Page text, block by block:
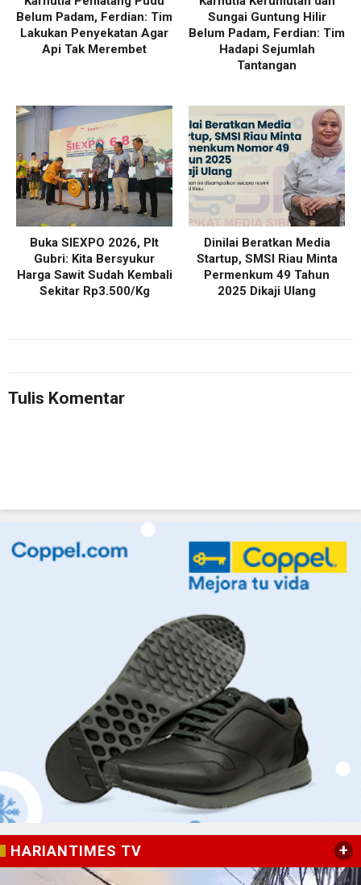
Belum Padam, Ferdian: Tim
Lakukan Penyekatan Agar
Api Tak Merembet
Sungai Guntung Hilir
Belum Padam, Ferdian: Tim
Hadapi Sejumlah
Tantangan
Buka SIEXPO 2026, Plt
Gubri: Kita Bersyukur
Harga Sawit Sudah Kembali
Sekitar Rp3.500/Kg
Dinilai Beratkan Media
Startup, SMSI Riau Minta
Permenkum 49 Tahun
2025 Dikaji Ulang
Tulis Komentar
HARIANTIMES TV +